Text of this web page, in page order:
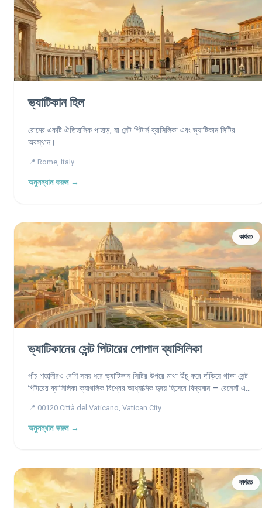
ভ্যাটিকান হিল
রোমের একটি ঐতিহাসিক পাহাড়, যা সেন্ট পিটার্স ব্যাসিলিকা এবং ভ্যাটিকান সিটির
অবস্থান।
📍 Rome, Italy
অনুসন্ধান করুন →
কার্যরত
ভ্যাটিকানের সেন্ট পিটারের পোপাল ব্যাসিলিকা
পাঁচ শতাব্দীরও বেশি সময় ধরে ভ্যাটিকান সিটির উপরে মাথা উঁচু করে দাঁড়িয়ে থাকা সেন্ট
পিটারের ব্যাসিলিকা ক্যাথলিক বিশ্বের আধ্যাত্মিক হৃদয় হিসেবে বিদ্যমান — রেনেসাঁ এবং
ধারণ করে আছে প্রেরিত পিটারের সমাধি এবং একটি সভ্যতার শৈল্পিক ধনভাণ্ডার।
📍 00120 Città del Vaticano, Vatican City
অনুসন্ধান করুন →
কার্যরত